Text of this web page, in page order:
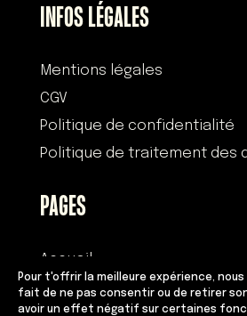
Pour t'offrir la meilleure expérience,
fait de ne pas consentir ou de retirer
avoir un effet négatif sur certaines
INFOS LÉGALES
Mentions légales
CGV
Politique de confidentialité
Politique de traitement des
PAGES
Accueil
Histoire